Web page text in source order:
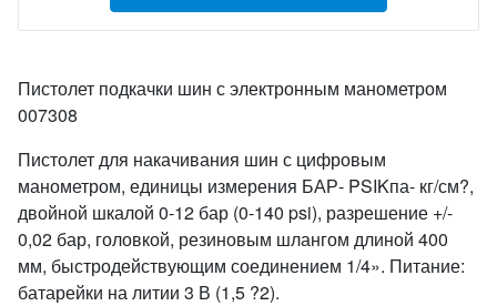
Пистолет подкачки шин с электронным манометром
007308
Пистолет для накачивания шин с цифровым
манометром, единицы измерения БАР- PSIKпа- кг/см?,
двойной шкалой 0-12 бар (0-140 psi), разрешение +/-
0,02 бар, головкой, резиновым шлангом длиной 400
мм, быстродействующим соединением 1/4». Питание:
батарейки на литии 3 В (1,5 ?2).